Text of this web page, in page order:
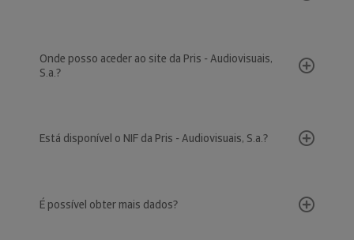
Onde posso aceder ao site da Pris - Audiovisuais,
S.a.?
Está disponível o NIF da Pris - Audiovisuais, S.a.?
É possível obter mais dados?